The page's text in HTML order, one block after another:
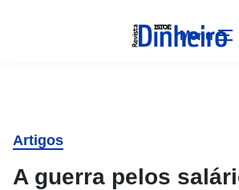
Menu
Artigos
A guerra pelos